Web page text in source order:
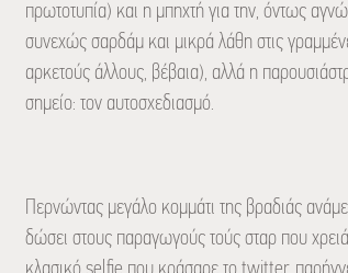
πρωτοτυπία) και η μπηχτή για την, όντως
συνεχώς σαρδάμ και μικρά λάθη στις
αρκετούς άλλους, βέβαια), αλλά η
σημείο: τον αυτοσχεδιασμό.
Περνώντας μεγάλο κομμάτι της βραδιάς
δώσει στους παραγωγούς τούς σταρ που